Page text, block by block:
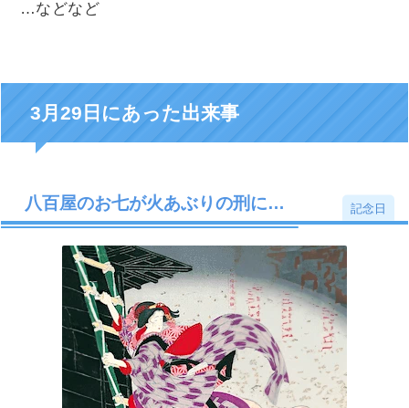
…などなど
3月29日にあった出来事
八百屋のお七が火あぶりの刑に… 記念日